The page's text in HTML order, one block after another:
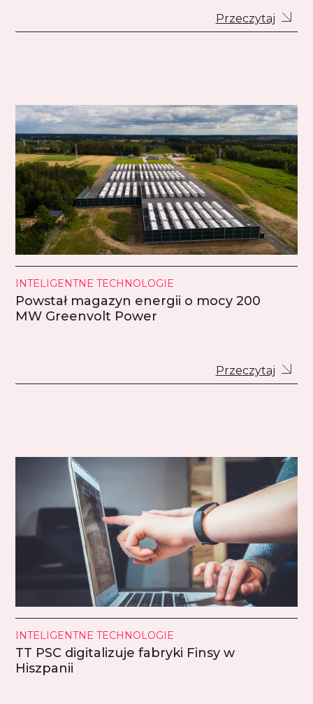
Przeczytaj
INTELIGENTNE TECHNOLOGIE
Powstał magazyn energii o mocy 200
MW Greenvolt Power
Przeczytaj
INTELIGENTNE TECHNOLOGIE
TT PSC digitalizuje fabryki Finsy w
Hiszpanii